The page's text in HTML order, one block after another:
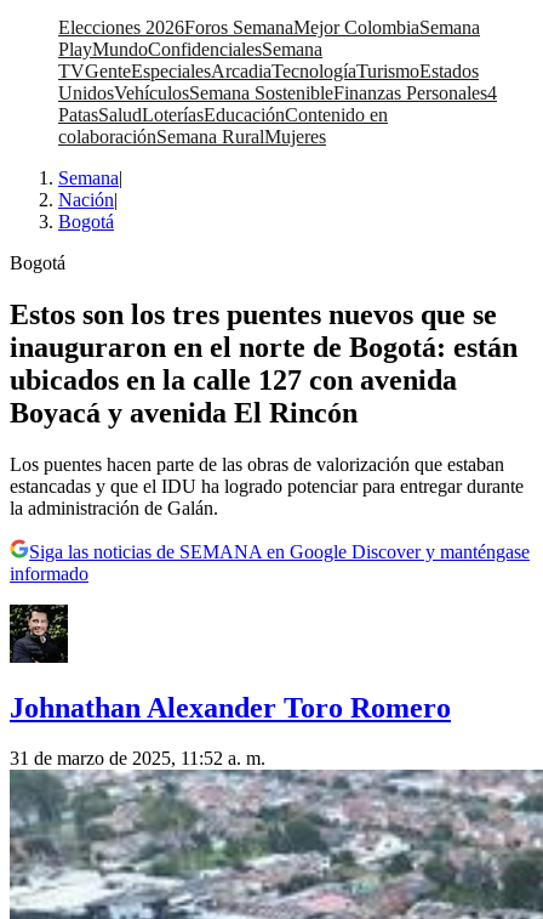
Elecciones 2026Foros SemanaMejor ColombiaSemana
PlayMundoConfidencialesSemana
TVGenteEspecialesArcadiaTecnologíaTurismoEstados
UnidosVehículosSemana SostenibleFinanzas Personales4
PatasSaludLoteríasEducaciónContenido en
colaboraciónSemana RuralMujeres
Semana|
Nación|
Bogotá
Bogotá
Estos son los tres puentes nuevos que se
inauguraron en el norte de Bogotá: están
ubicados en la calle 127 con avenida
Boyacá y avenida El Rincón
Los puentes hacen parte de las obras de valorización que estaban
estancadas y que el IDU ha logrado potenciar para entregar durante
la administración de Galán.
Siga las noticias de SEMANA en Google Discover y manténgase
informado
Johnathan Alexander Toro Romero
31 de marzo de 2025, 11:52 a. m.